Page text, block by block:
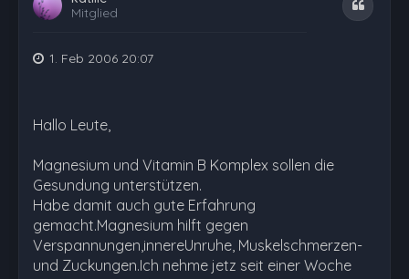
Mitglied
Zitat
1. Feb 2006 20:07
Hallo Leute,
Magnesium und Vitamin B Komplex sollen die
Gesundung unterstützen.
Habe damit auch gute Erfahrung
gemacht.Magnesium hilft gegen
Verspannungen,innereUnruhe, Muskelschmerzen-
und Zuckungen.Ich nehme jetz seit einer Woche